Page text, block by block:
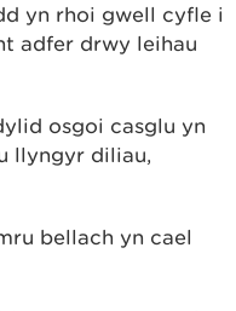
yn rhoi gwell cyfle i
adfer drwy leihau
osgoi casglu yn
llyngyr diliau,
bellach yn cael